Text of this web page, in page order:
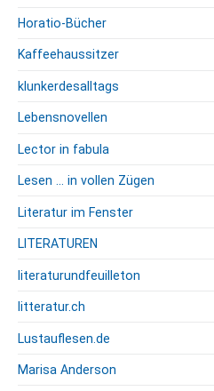
Horatio-Bücher
Kaffeehaussitzer
klunkerdesalltags
Lebensnovellen
Lector in fabula
Lesen … in vollen Zügen
Literatur im Fenster
LITERATUREN
literaturundfeuilleton
litteratur.ch
Lustauflesen.de
Marisa Anderson